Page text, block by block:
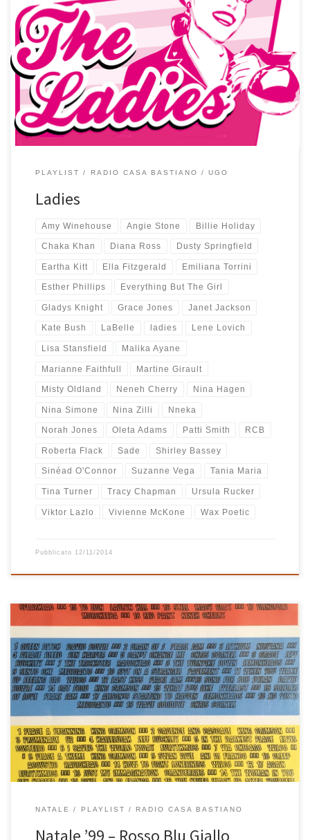
E’ talmente ricca di belle canzoni questa playlist di Ugo dedicata
alle Ladies della musica che non so da dove iniziare a
commentarla. Date uno sguardo ai numerosi tag di questo articolo
per rendervene conto: 42 canzoni storiche per quasi 3 ore di
ottima musica che parte da Nina Simone, […]
PLAYLIST RADIO CASA BASTIANO UGO
Ladies
Amy Winehouse Angie Stone Billie Holiday
Chaka Khan Diana Ross Dusty Springfield
Eartha Kitt Ella Fitzgerald Emiliana Torrini
Esther Phillips Everything But The Girl
Gladys Knight Grace Jones Janet Jackson
Kate Bush LaBelle ladies Lene Lovich
Lisa Stansfield Malika Ayane
Marianne Faithfull Martine Girault
Misty Oldland Neneh Cherry Nina Hagen
Nina Simone Nina Zilli Nneka
Norah Jones Oleta Adams Patti Smith RCB
Roberta Flack Sade Shirley Bassey
Sinéad O'Connor Suzanne Vega Tania Maria
Tina Turner Tracy Chapman Ursula Rucker
Viktor Lazlo Vivienne McKone Wax Poetic
Pubblicato 12/11/2014
Per il Natale dell’anno 1999 esagerai veramente: 3 playlist = 3 cd
identificati da un’etichetta adesiva colorata, una rossa, una blu e
una gialla. L’idea dell’etichetta fu pessima, in quanto oggi questi
cd non sono praticamente più leggibili, ma la musica in essi
contenuta rimane sublime. Si parte da Spearhead, […]
NATALE PLAYLIST RADIO CASA BASTIANO
Natale ’99 – Rosso Blu Giallo